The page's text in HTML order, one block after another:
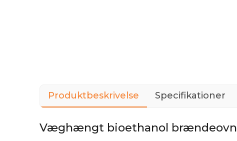
Produktbeskrivelse Specifikationer
Væghængt bioethanol brændeovn